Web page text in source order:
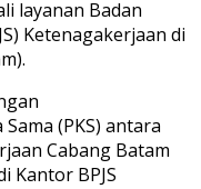
layanan Badan
Ketenagakerjaan di
(PKS) antara
Cabang Batam
Kantor BPJS